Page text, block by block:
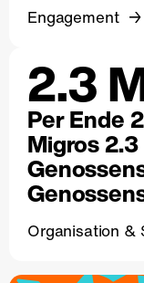
Engagement
2.3
Per Ende
Migros
Organisation &